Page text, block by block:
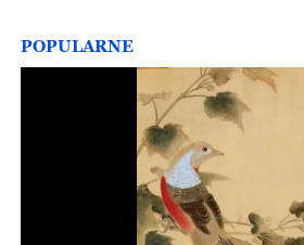
POPULARNE